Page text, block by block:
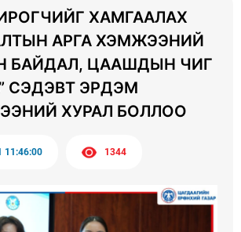
ХАМГААЛАХ
АРГА ХЭМЖЭЭНИЙ
БАЙДАЛ, ЦААШДЫН ЧИГ
СЭДЭВТ ЭРДЭМ
ХУРАЛ БОЛЛОО
11:46:00 1344